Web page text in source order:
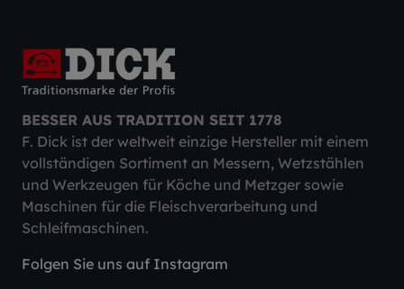
BESSER AUS TRADITION SEIT 1778
F. Dick ist der weltweit einzige Hersteller mit einem
vollständigen Sortiment an Messern, Wetzstählen
und Werkzeugen für Köche und Metzger sowie
Maschinen für die Fleischverarbeitung und
Schleifmaschinen.
Folgen Sie uns auf Instagram